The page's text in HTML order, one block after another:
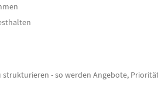
- so werden Angebote,